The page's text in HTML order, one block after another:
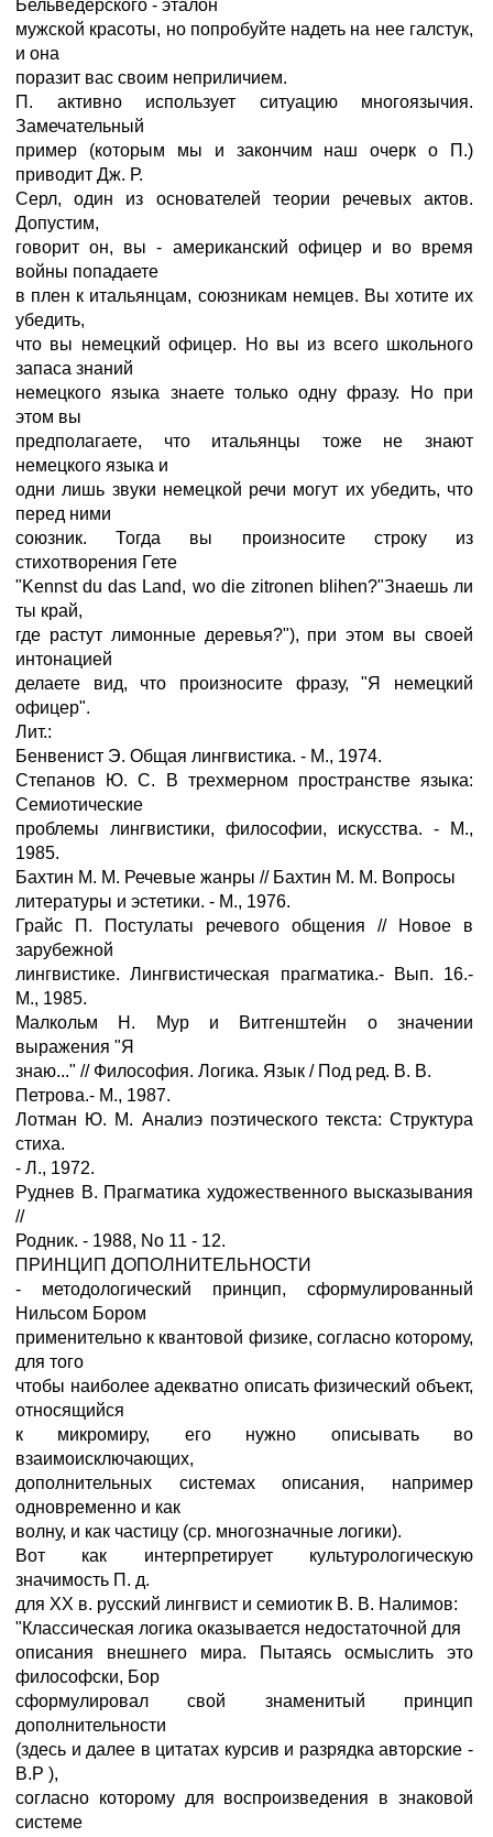
Бельведерского - эталон
мужской красоты, но попробуйте надеть на нее галстук,
и она
поразит вас своим неприличием.
П. активно использует ситуацию многоязычия.
Замечательный
пример (которым мы и закончим наш очерк о П.)
приводит Дж. Р.
Серл, один из основателей теории речевых актов.
Допустим,
говорит он, вы - американский офицер и во время
войны попадаете
в плен к итальянцам, союзникам немцев. Вы хотите их
убедить,
что вы немецкий офицер. Но вы из всего школьного
запаса знаний
немецкого языка знаете только одну фразу. Но при
этом вы
предполагаете, что итальянцы тоже не знают
немецкого языка и
одни лишь звуки немецкой речи могут их убедить, что
перед ними
союзник. Тогда вы произносите строку из
стихотворения Гете
"Kennst du das Land, wo die zitronen blihen?"Знаешь ли
ты край,
где растут лимонные деревья?"), при этом вы своей
интонацией
делаете вид, что произносите фразу, "Я немецкий
офицер".
Лит.:
Бенвенист Э. Общая лингвистика. - М., 1974.
Степанов Ю. С. В трехмерном пространстве языка:
Семиотические
проблемы лингвистики, философии, искусства. - М.,
1985.
Бахтин М. М. Речевые жанры // Бахтин М. М. Вопросы
литературы и эстетики. - М., 1976.
Грайс П. Постулаты речевого общения // Новое в
зарубежной
лингвистике. Лингвистическая прагматика.- Вып. 16.-
М., 1985.
Малкольм Н. Мур и Витгенштейн о значении
выражения "Я
знаю..." // Философия. Логика. Язык / Под ред. В. В.
Петрова.- М., 1987.
Лотман Ю. М. Аналиэ поэтического текста: Структура
стиха.
- Л., 1972.
Руднев В. Прагматика художественного высказывания
//
Родник. - 1988, No 11 - 12.
ПРИНЦИП ДОПОЛНИТЕЛЬНОСТИ
- методологический принцип, сформулированный
Нильсом Бором
применительно к квантовой физике, согласно которому,
для того
чтобы наиболее адекватно описать физический объект,
относящийся
к микромиру, его нужно описывать во
взаимоисключающих,
дополнительных системах описания, например
одновременно и как
волну, и как частицу (ср. многозначные логики).
Вот как интерпретирует культурологическую
значимость П. д.
для ХХ в. русский лингвист и семиотик В. В. Налимов:
"Классическая логика оказывается недостаточной для
описания внешнего мира. Пытаясь осмыслить это
философски, Бор
сформулировал свой знаменитый принцип
дополнительности
(здесь и далее в цитатах курсив и разрядка авторские -
В.Р ),
согласно которому для воспроизведения в знаковой
системе